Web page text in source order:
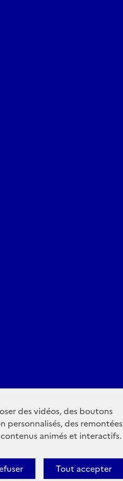
des vidéos, des boutons
personnalisés, des remontées
animés et interactifs.
Tout accepter